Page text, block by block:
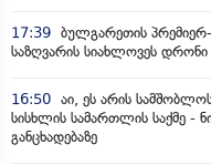
17:39 ბულგარეთის პრემიერ-
საზღვარის სიახლოვეს
16:50 აი, ეს არის
სისხლის სამართლის საქმე -
განცხადებაზე